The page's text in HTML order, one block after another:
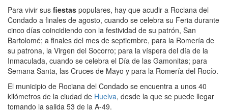
Para vivir sus fiestas populares, hay que acudir a Rociana del
Condado a finales de agosto, cuando se celebra su Feria durante
cinco días coincidiendo con la festividad de su patrón, San
Bartolomé; a finales del mes de septiembre, para la Romería de
su patrona, la Virgen del Socorro; para la víspera del día de la
Inmaculada, cuando se celebra el Día de las Gamonitas; para
Semana Santa, las Cruces de Mayo y para la Romería del Rocío.
El municipio de Rociana del Condado se encuentra a unos 40
kilómetros de la ciudad de Huelva, desde la que se puede llegar
tomando la salida 53 de la A-49.